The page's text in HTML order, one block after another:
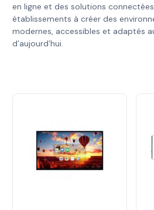
en ligne et des solutions
établissements à créer des
modernes, accessibles et adaptés
d’aujourd’hui.